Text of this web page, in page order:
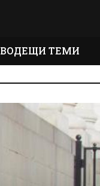
ВОДЕЩИ ТЕМИ